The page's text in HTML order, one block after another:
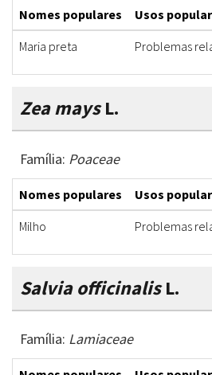
Nomes populares
Usos
Maria preta
Problemas
Zea maysL.
Família: Poaceae
Nomes populares
Usos
Milho
Problemas
Salvia officinalisL.
Família: Lamiaceae